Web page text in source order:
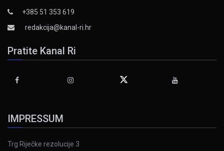
+385 51 353 619
redakcija@kanal-ri.hr
Pratite Kanal Ri
IMPRESSUM
Trg Riječke rezolucije 3